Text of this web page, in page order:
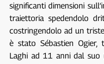
significanti dimensioni
traiettoria spedendolo
costringendolo ad un
è stato Sébastien
Laghi ad 11 anni dal suo